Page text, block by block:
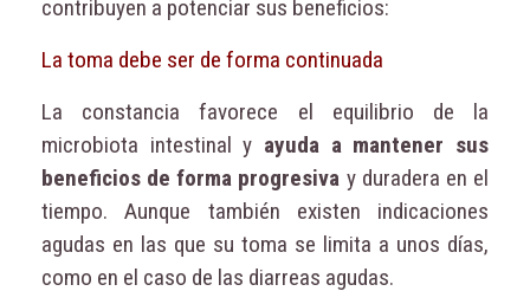
contribuyen a potenciar sus beneficios:
La toma debe ser de forma continuada
La constancia favorece el equilibrio de la
microbiota intestinal y ayuda a mantener sus
beneficios de forma progresiva y duradera en el
tiempo. Aunque también existen indicaciones
agudas en las que su toma se limita a unos días,
como en el caso de las diarreas agudas.